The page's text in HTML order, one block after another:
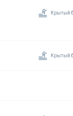
Крытый
Крытый